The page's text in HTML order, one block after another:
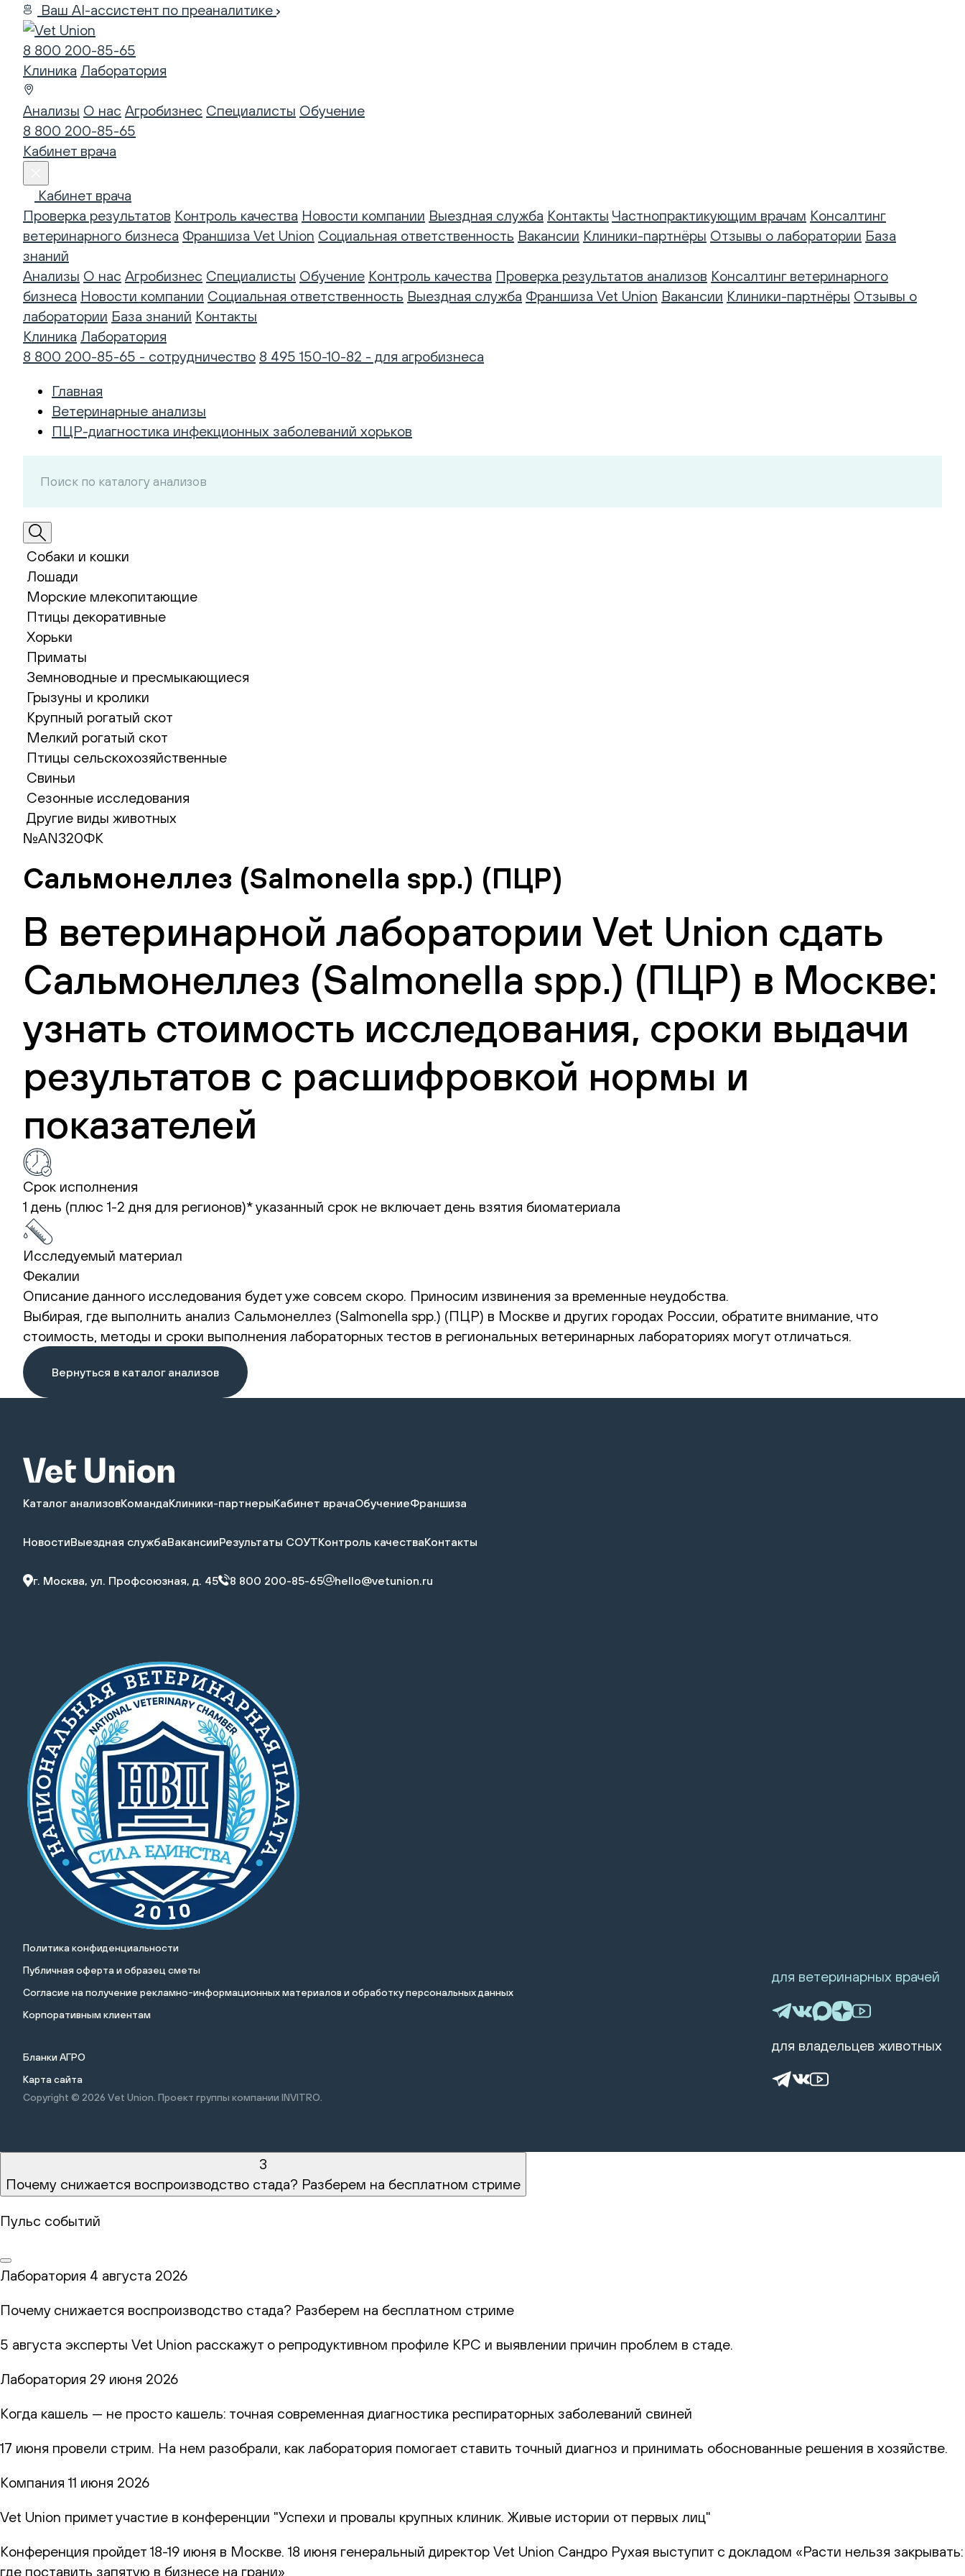
Ваш AI-ассистент по преаналитике
8 800 200-85-65
Клиника Лаборатория
Анализы О нас Агробизнес Специалисты Обучение
8 800 200-85-65
Кабинет врача
Кабинет врача
Проверка результатов Контроль качества Новости компании Выездная служба Контакты Частнопрактикующим врачам Консалтинг
ветеринарного бизнеса Франшиза Vet Union Социальная ответственность Вакансии Клиники-партнёры Отзывы о лаборатории База
знаний
Анализы О нас Агробизнес Специалисты Обучение Контроль качества Проверка результатов анализов Консалтинг ветеринарного
бизнеса Новости компании Социальная ответственность Выездная служба Франшиза Vet Union Вакансии Клиники-партнёры Отзывы о
лаборатории База знаний Контакты
Клиника Лаборатория
8 800 200-85-65 - сотрудничество 8 495 150-10-82 - для агробизнеса
Главная
Ветеринарные анализы
ПЦР-диагностика инфекционных заболеваний хорьков
Собаки и кошки
Лошади
Морские млекопитающие
Птицы декоративные
Хорьки
Приматы
Земноводные и пресмыкающиеся
Грызуны и кролики
Крупный рогатый скот
Мелкий рогатый скот
Птицы сельскохозяйственные
Свиньи
Сезонные исследования
Другие виды животных
№AN320ФК
Сальмонеллез (Salmonella spp.) (ПЦР)
В ветеринарной лаборатории Vet Union сдать
Сальмонеллез (Salmonella spp.) (ПЦР) в Москве:
узнать стоимость исследования, сроки выдачи
результатов с расшифровкой нормы и
показателей
Срок исполнения
1 день (плюс 1-2 дня для регионов)*указанный срок не включает день взятия биоматериала
Исследуемый материал
Фекалии
Описание данного исследования будет уже совсем скоро. Приносим извинения за временные неудобства.
Выбирая, где выполнить анализ Сальмонеллез (Salmonella spp.) (ПЦР) в Москве и других городах России, обратите внимание, что
стоимость, методы и сроки выполнения лабораторных тестов в региональных ветеринарных лабораториях могут отличаться.
Вернуться в каталог анализов
Каталог анализовКомандаКлиники-партнерыКабинет врачаОбучениеФраншиза
НовостиВыездная службаВакансииРезультаты СОУТКонтроль качестваКонтакты
г. Москва, ул. Профсоюзная, д. 45 8 800 200-85-65 hello@vetunion.ru
Политика конфиденциальности
Публичная оферта и образец сметы
Cогласие на получение рекламно-информационных материалов и обработку персональных данных
Корпоративным клиентам
Бланки АГРО
Карта сайта
Copyright © 2026 Vet Union. Проект группы компании INVITRO.
для ветеринарных врачей
для владельцев животных
3
Почему снижается воспроизводство стада? Разберем на бесплатном стриме
Пульс событий
Лаборатория 4 августа 2026
Почему снижается воспроизводство стада? Разберем на бесплатном стриме
5 августа эксперты Vet Union расскажут о репродуктивном профиле КРС и выявлении причин проблем в стаде.
Лаборатория 29 июня 2026
Когда кашель — не просто кашель: точная современная диагностика респираторных заболеваний свиней
17 июня провели стрим. На нем разобрали, как лаборатория помогает ставить точный диагноз и принимать обоснованные решения в хозяйстве.
Компания 11 июня 2026
Vet Union примет участие в конференции "Успехи и провалы крупных клиник. Живые истории от первых лиц"
Конференция пройдет 18-19 июня в Москве. 18 июня генеральный директор Vet Union Сандро Рухая выступит с докладом «Расти нельзя закрывать:
где поставить запятую в бизнесе на грани»